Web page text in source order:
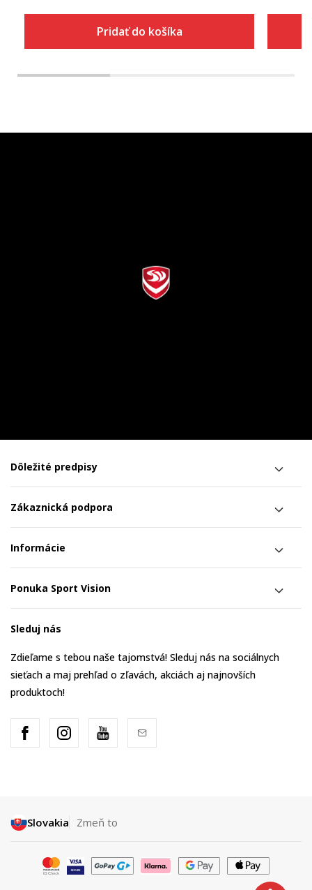
Pridať do košíka
Dôležité predpisy
Zákaznická podpora
Informácie
Ponuka Sport Vision
Sleduj nás
Zdieľame s tebou naše tajomstvá! Sleduj nás na sociálnych
sieťach a maj prehľad o zľavách, akciách aj najnovších
produktoch!
Slovakia Zmeň to